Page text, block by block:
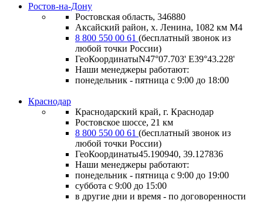
Ростов-на-Дону
Ростовская область, 346880
Аксайский район, х. Ленина, 1082 км М4
8 800 550 00 61 (бесплатный звонок из
любой точки России)
ГеоКоординатыN47°07.703' E39°43.228'
Наши менеджеры работают:
понедельник - пятница с 9:00 до 18:00
Краснодар
Краснодарский край, г. Краснодар
Ростовское шоссе, 21 км
8 800 550 00 61 (бесплатный звонок из
любой точки России)
ГеоКоординаты45.190940, 39.127836
Наши менеджеры работают:
понедельник - пятница с 9:00 до 19:00
суббота с 9:00 до 15:00
в другие дни и время - по договоренности